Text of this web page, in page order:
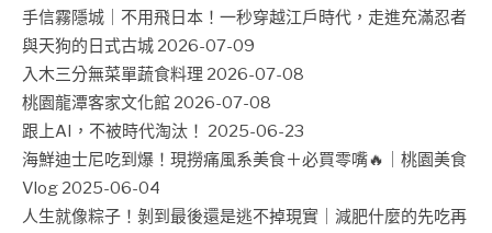
手信霧隱城｜不用飛日本！一秒穿越江戶時代，走進充滿忍者
與天狗的日式古城 2026-07-09
入木三分無菜單蔬食料理 2026-07-08
桃園龍潭客家文化館 2026-07-08
跟上AI，不被時代淘汰！ 2025-06-23
海鮮迪士尼吃到爆！現撈痛風系美食＋必買零嘴🔥｜桃園美食
Vlog 2025-06-04
人生就像粽子！剝到最後還是逃不掉現實｜減肥什麼的先吃再